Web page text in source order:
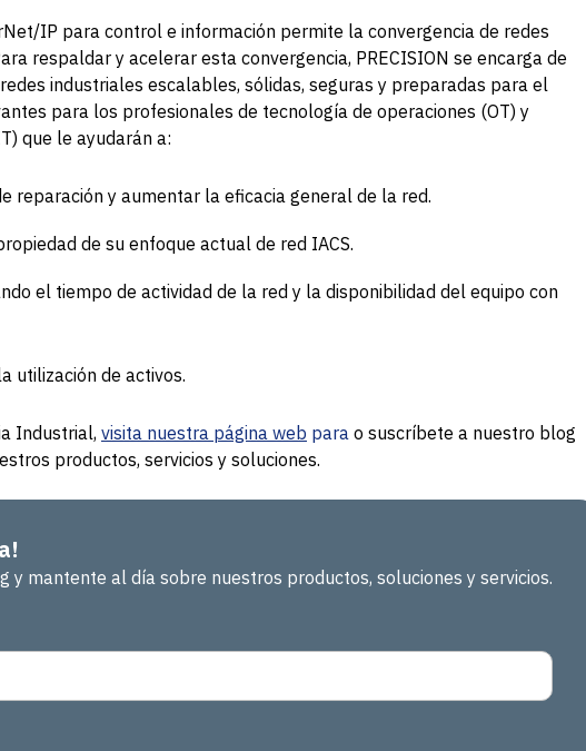
IP para control e información permite la convergencia de redes
respaldar y acelerar esta convergencia, PRECISION se encarga de
industriales escalables, sólidas, seguras y preparadas para el
para los profesionales de tecnología de operaciones (OT) y
que le ayudarán a:
reparación y aumentar la eficacia general de la red.
de su enfoque actual de red IACS.
el tiempo de actividad de la red y la disponibilidad del equipo con
utilización de activos.
Industrial, visita nuestra página web para o suscríbete a nuestro blog
productos, servicios y soluciones.
y mantente al día sobre nuestros productos, soluciones y servicios.